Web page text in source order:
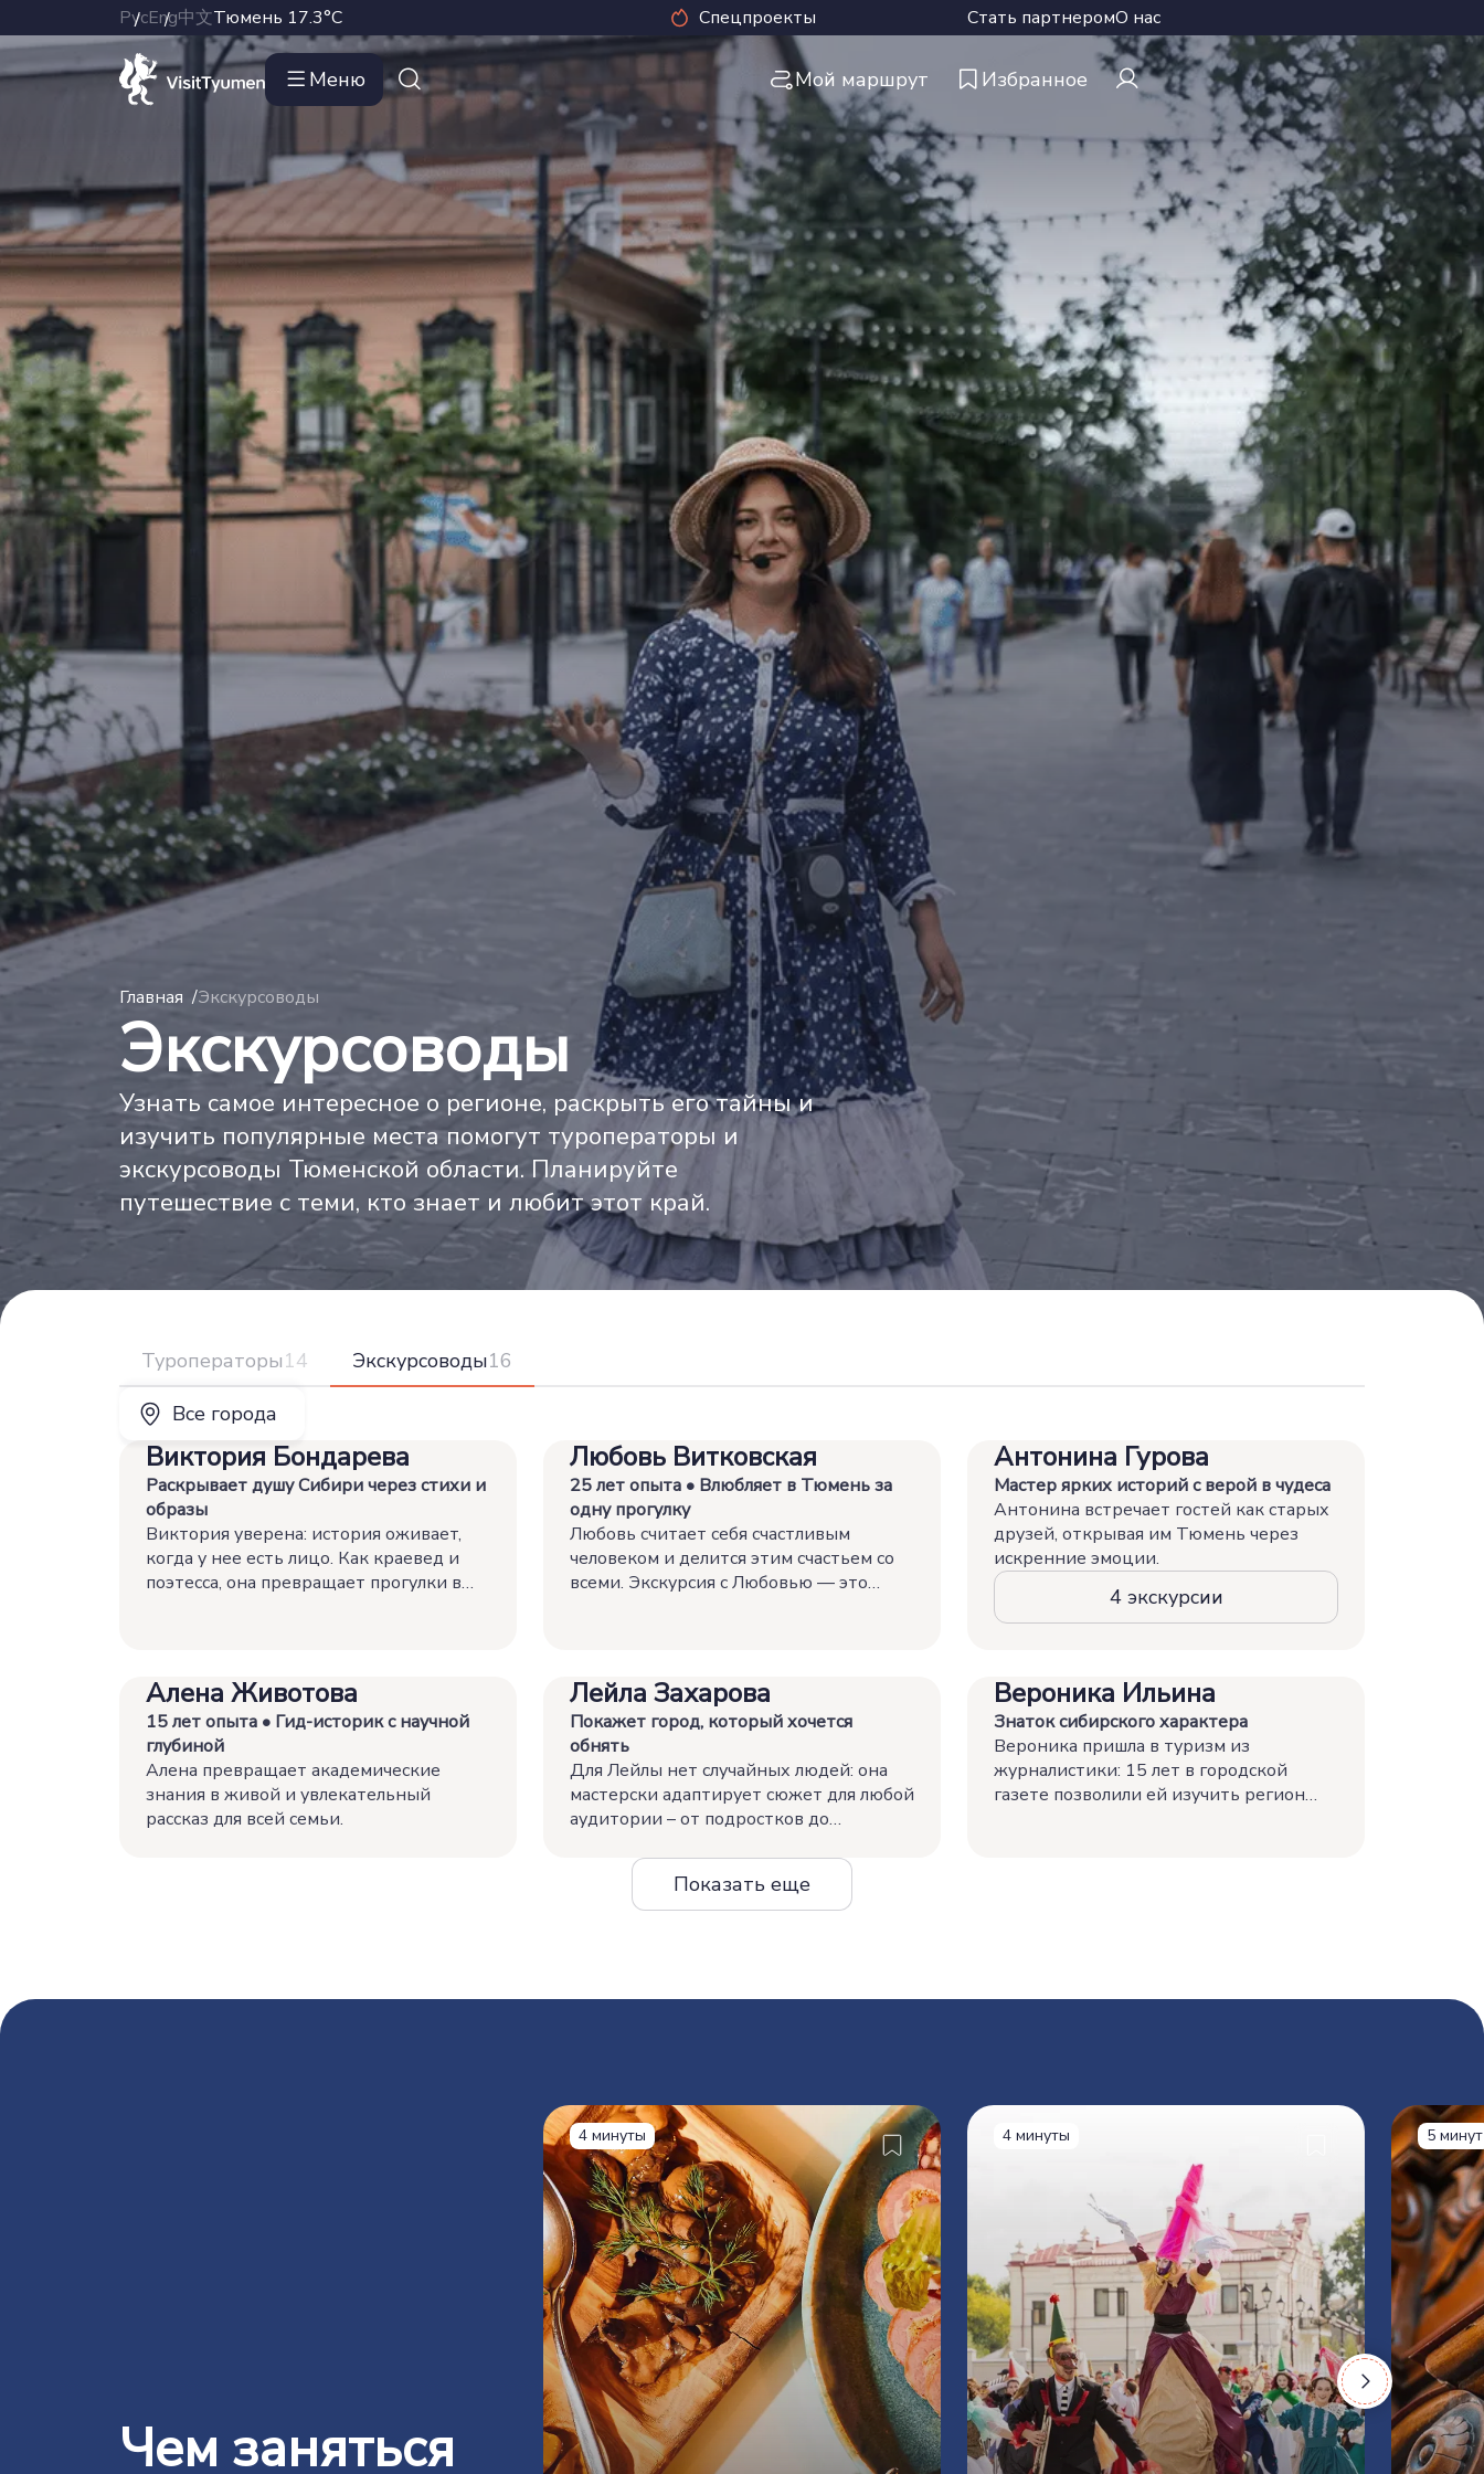
РусEng中文Тюмень 17.3°C Спецпроекты Стать партнеромО нас
Меню Мой маршрут Избранное
Главная Экскурсоводы
Экскурсоводы
Узнать самое интересное о регионе, раскрыть его тайны и
изучить популярные места помогут туроператоры и
экскурсоводы Тюменской области. Планируйте
путешествие с теми, кто знает и любит этот край.
Туроператоры14 Экскурсоводы16
Виктория Бондарева
Раскрывает душу Сибири через стихи и
образы
Виктория уверена: история оживает,
когда у нее есть лицо. Как краевед и
поэтесса, она превращает прогулки в
Любовь Витковская
25 лет опыта • Влюбляет в Тюмень за
одну прогулку
Любовь считает себя счастливым
человеком и делится этим счастьем со
всеми. Экскурсия с Любовью — это
Антонина Гурова
Мастер ярких историй с верой в чудеса
Антонина встречает гостей как старых
друзей, открывая им Тюмень через
искренние эмоции.
4 экскурсии
Алена Животова
15 лет опыта • Гид-историк с научной
глубиной
Алена превращает академические
знания в живой и увлекательный
рассказ для всей семьи.
Лейла Захарова
Покажет город, который хочется
обнять
Для Лейлы нет случайных людей: она
мастерски адаптирует сюжет для любой
аудитории – от подростков до
Вероника Ильина
Знаток сибирского характера
Вероника пришла в туризм из
журналистики: 15 лет в городской
газете позволили ей изучить регион
Показать еще
Чем заняться
4 минуты 4 минуты 5 минут